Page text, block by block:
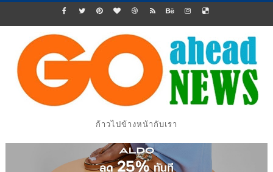
ก้าวไปข้างหน้ากับเรา